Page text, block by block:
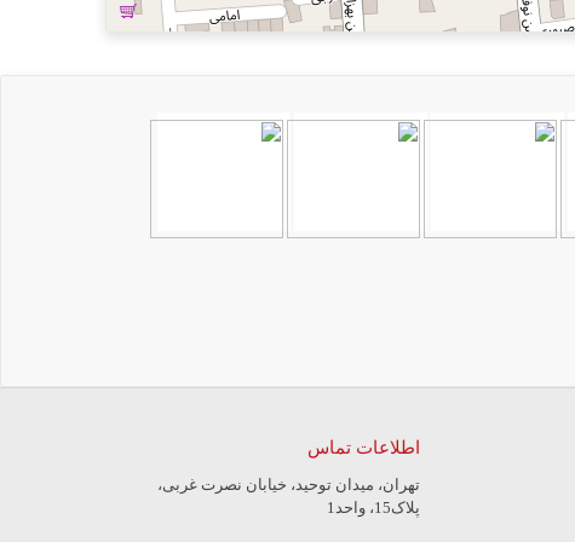
اطلاعات تماس
تهران، میدان توحید، خیابان نصرت غربی،
پلاک15، واحد1